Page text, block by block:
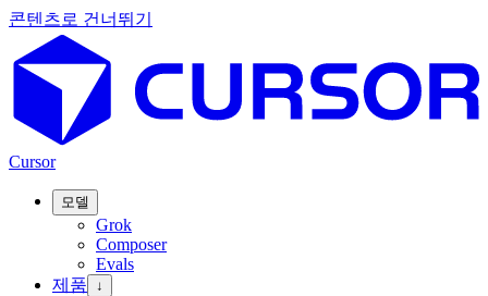
콘텐츠로 건너뛰기
Cursor
모델
Grok
Composer
Evals
제품
↓